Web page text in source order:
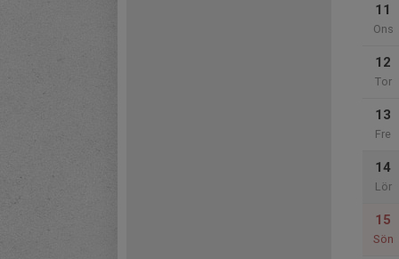
11
Ons
12
Tor
13
Fre
14
Lör
15
Sön